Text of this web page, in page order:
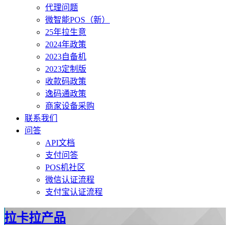
代理问题
微智能POS（新）
25年拉生意
2024年政策
2023自备机
2023定制版
收款码政策
逸码通政策
商家设备采购
联系我们
问答
API文档
支付问答
POS机社区
微信认证流程
支付宝认证流程
拉卡拉产品